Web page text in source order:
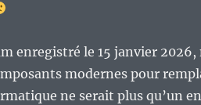
enregistré le 15 janvier 2026,
modernes pour
ne serait plus qu’un